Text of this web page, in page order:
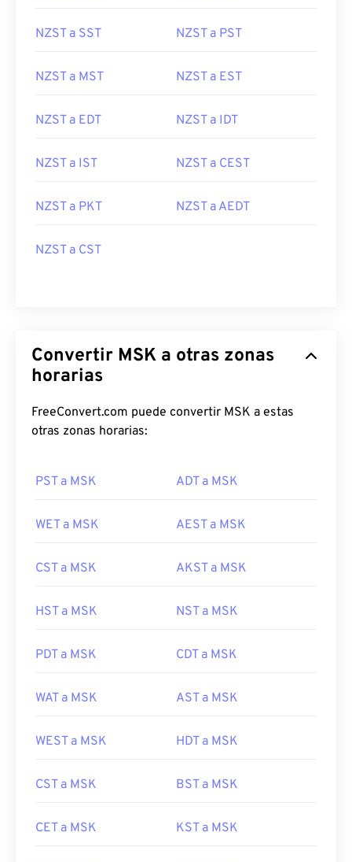
NZST a SST NZST a PST
NZST a MST NZST a EST
NZST a EDT NZST a IDT
NZST a IST NZST a CEST
NZST a PKT NZST a AEDT
NZST a CST
Convertir MSK a otras zonas
horarias
FreeConvert.com puede convertir MSK a estas
otras zonas horarias:
PST a MSK ADT a MSK
WET a MSK AEST a MSK
CST a MSK AKST a MSK
HST a MSK NST a MSK
PDT a MSK CDT a MSK
WAT a MSK AST a MSK
WEST a MSK HDT a MSK
CST a MSK BST a MSK
CET a MSK KST a MSK